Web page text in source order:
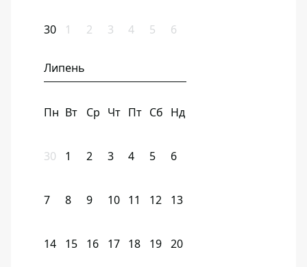
30 1 2 3 4 5 6
Липень
Пн Вт Ср Чт Пт Сб Нд
30 1 2 3 4 5 6
7 8 9 10 11 12 13
14 15 16 17 18 19 20